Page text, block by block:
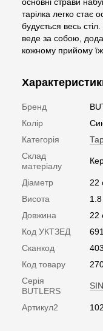
тарілка легко стає
будується весь
веде за собою,
кожному прийому
Бренд
Колір
Категорія
Склад
матеріалу
Діаметр
22
Висота
1.8
Довжина
22
Код УКТЗЕД
Сканкод
Код товару
Серія
BUTLERS
Артикул2